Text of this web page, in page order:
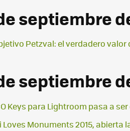
septiembre
Petzval: el verdadero valor
septiembre
Keys para Lightroom pasa a
Loves Monuments 2015,